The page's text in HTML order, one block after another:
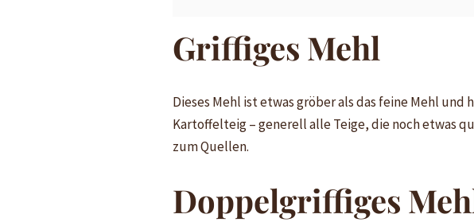
Griffiges Mehl
Dieses Mehl ist etwas gröber als das feine Mehl
Kartoffelteig – generell alle Teige, die noch etwas
zum Quellen.
Doppelgriffiges